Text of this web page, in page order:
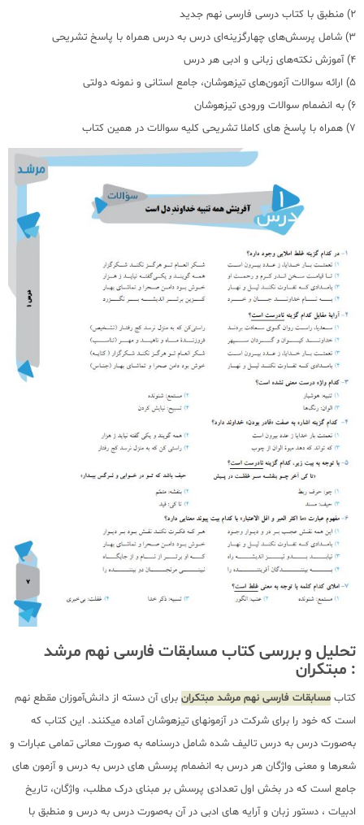
2) منطبق با کتاب درسی فارسی نهم جدید
3) شامل پرسش‌های چهارگزینه‌ای درس به درس همراه با پاسخ تشریحی
4) آموزش نکته‌های زبانی و ادبی هر درس
5) ارائه سوالات آزمون‌های تیزهوشان، جامع استانی و نمونه دولتی
6) به انضمام سوالات ورودی تیزهوشان
7) همراه با پاسخ های کاملا تشریحی کلیه سوالات در همین کتاب
تحلیل و بررسی کتاب مسابقات فارسی نهم مرشد
مبتکران :
کتاب مسابقات فارسی نهم مرشد مبتکران برای آن دسته از دانش‌آموزان مقطع نهم
است که خود را برای شرکت در آزمونهای تیزهوشان آماده میکنند. این کتاب که
به‌صورت درس به درس تالیف شده شامل درسنامه به صورت معانی تمامی عبارات و
شعرها و معنی واژگان هر درس به انضمام پرسش های درس به درس و آزمون های
جامع است که در بخش اول تعدادی پرسش بر مبنای درک مطلب، واژگان، تاریخ
ادبیات ، دستور زبان و آرایه های ادبی در آن به‌صورت درس به درس و منطبق با